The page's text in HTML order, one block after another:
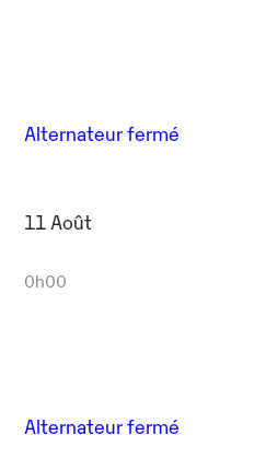
Alternateur fermé
11 Août
0h00
Alternateur fermé